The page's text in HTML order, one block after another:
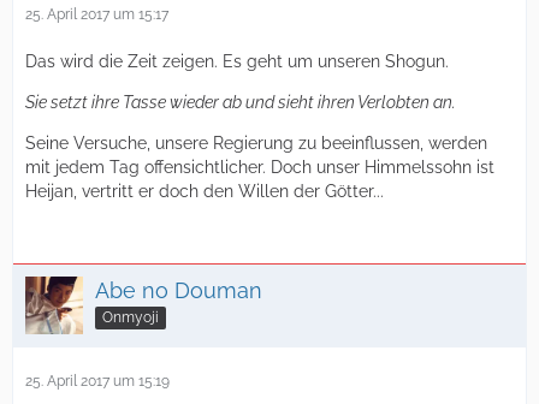
25. April 2017 um 15:17
Das wird die Zeit zeigen. Es geht um unseren Shogun.
Sie setzt ihre Tasse wieder ab und sieht ihren Verlobten an.
Seine Versuche, unsere Regierung zu beeinflussen, werden
mit jedem Tag offensichtlicher. Doch unser Himmelssohn ist
Heijan, vertritt er doch den Willen der Götter...
Abe no Douman
Onmyoji
25. April 2017 um 15:19